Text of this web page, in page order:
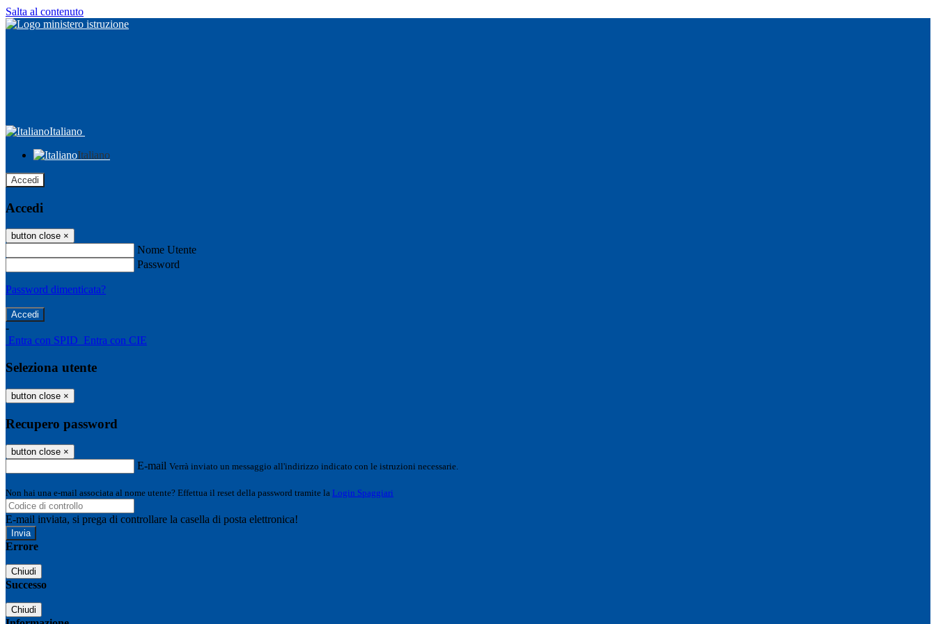
Salta al contenuto
Italiano
Italiano
Accedi
Accedi
button close ×
Nome Utente
Password
Password dimenticata?
-
Entra con SPID Entra con CIE
Seleziona utente
button close ×
Recupero password
button close ×
E-mail Verrà inviato un messaggio all'indirizzo indicato con le istruzioni necessarie.
Non hai una e-mail associata al nome utente? Effettua il reset della password tramite la Login Spaggiari
E-mail inviata, si prega di controllare la casella di posta elettronica!
Errore
Chiudi
Successo
Chiudi